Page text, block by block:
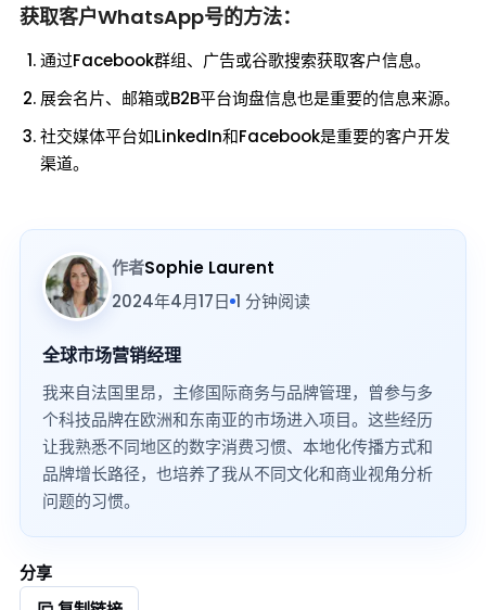
获取客户WhatsApp号的方法：
通过Facebook群组、广告或谷歌搜索获取客户信息。
展会名片、邮箱或B2B平台询盘信息也是重要的信息来源。
社交媒体平台如LinkedIn和Facebook是重要的客户开发
渠道。
作者Sophie Laurent
2024年4月17日 1 分钟阅读
全球市场营销经理
我来自法国里昂，主修国际商务与品牌管理，曾参与多
个科技品牌在欧洲和东南亚的市场进入项目。这些经历
让我熟悉不同地区的数字消费习惯、本地化传播方式和
品牌增长路径，也培养了我从不同文化和商业视角分析
问题的习惯。
分享